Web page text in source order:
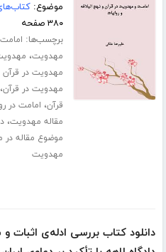
موضوع:
۳۸۰ صفحه
برچسب‌ها:
مهدویت،
مهدویت در قرآن
مهدویت در قرآن،
قرآن، امامت در
مقاله مهدویت،
موضوع مقاله در
مهدویت
دانلود کتاب بررسی ادله‌ی اثبات